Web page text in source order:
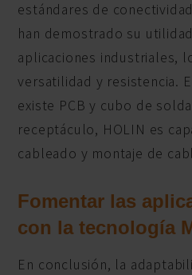
estándares de
han demostrado su
aplicaciones industriales,
versatilidad y resistencia.
existe PCB y cubo de
receptáculo, HOLIN es
cableado y montaje de
Fomentar las
con la tecnología
En conclusión, la